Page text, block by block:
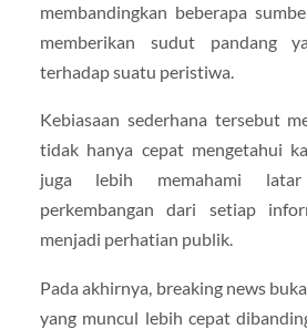
membandingkan beberapa
memberikan sudut pandang
terhadap suatu peristiwa.
Kebiasaan sederhana tersebut
tidak hanya cepat mengetahui
juga lebih memahami
perkembangan dari setiap
menjadi perhatian publik.
Pada akhirnya, breaking news
yang muncul lebih cepat